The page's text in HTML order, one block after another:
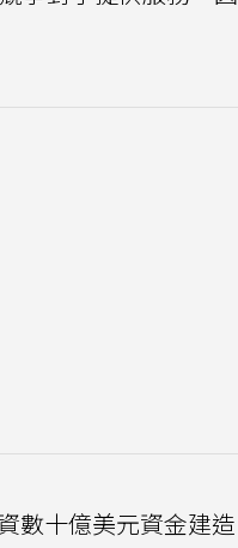
數十億美元資金建